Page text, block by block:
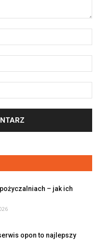
– jak ich
opon to najlepszy